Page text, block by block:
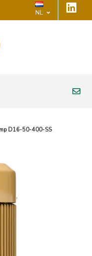
NL
D16-50-400-SS